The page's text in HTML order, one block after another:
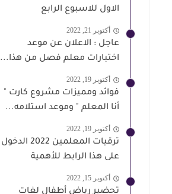
الاول للاسبوع الرابع
أكتوبر 21, 2022
عاجل : الاعلان عن موعد
اختبارات معلم فصل من هذا...
أكتوبر 19, 2022
فوائد ومميزات مشروع كارت "
أنا المعلم " وموعد استلامه...
أكتوبر 19, 2022
ترقيات المعلمين 2022 الدخول
على هذا الرابط للأهمية
أكتوبر 15, 2022
تحضير رياض أطفال لغات